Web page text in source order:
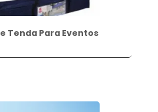
Tenda Para Eventos